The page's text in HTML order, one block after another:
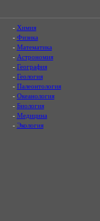
- Химия
- Физика
- Математика
- Астрономия
- География
- Геология
- Палеонтология
- Океанология
- Биология
- Медицина
- Экология